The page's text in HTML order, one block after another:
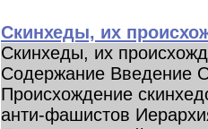
Скинхеды, их
Скинхеды, их
Содержание Введение
Происхождение
анти-фашистов